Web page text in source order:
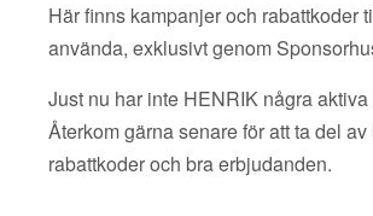
Här finns kampanjer och rabattkoder
använda, exklusivt genom
Just nu har inte HENRIK några aktiva
Återkom gärna senare för att ta del av
rabattkoder och bra erbjudanden.